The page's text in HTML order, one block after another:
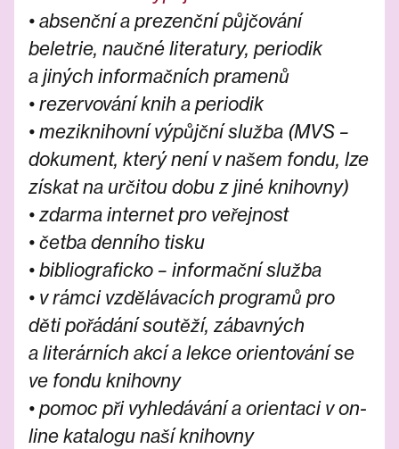
•absenční a prezenční půjčování
beletrie, naučné literatury, periodik
a jiných informačních pramenů
•rezervování knih a periodik
•meziknihovní výpůjční služba (MVS –
dokument, který není v našem fondu, lze
získat na určitou dobu z jiné knihovny)
•zdarma internet pro veřejnost
•četba denního tisku
•bibliograficko – informační služba
• v rámci vzdělávacích programů pro
děti pořádání soutěží, zábavných
a literárních akcí a lekce orientování se
ve fondu knihovny
•pomoc při vyhledávání a orientaci v on-
line katalogu naší knihovny